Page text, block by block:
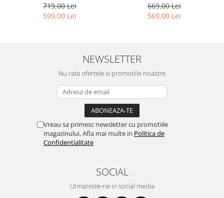
719,00 Lei
599,00 Lei
669,00 Lei
569,00 Lei
NEWSLETTER
Nu rata ofertele si promotiile noastre
Vreau sa primesc newsletter cu promotiile
magazinului. Afla mai multe in Politica de
Confidentialitate
SOCIAL
Urmareste-ne in social media